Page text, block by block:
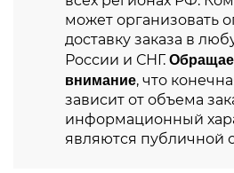
может организовать
доставку заказа в
России и СНГ.
внимание, что
зависит от объема
информационный
являются публичной